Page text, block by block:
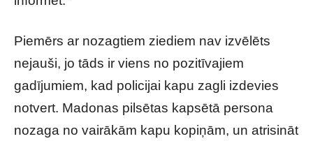
Piemērs ar nozagtiem ziediem nav izvēlēts
nejauši, jo tāds ir viens no pozitīvajiem
gadījumiem, kad policijai kapu zagli izdevies
notvert. Madonas pilsētas kapsētā persona
nozaga no vairākām kapu kopiņām, un atrisināt